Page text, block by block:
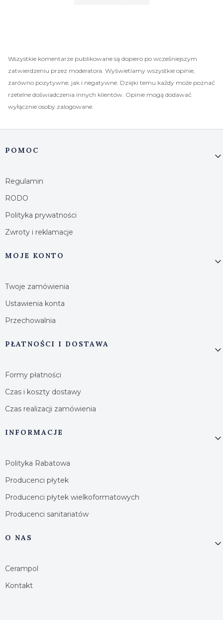
Wszystkie komentarze publikowane są dopiero po wcześniejszym
zatwierdzeniu przez moderatora. Wyświetlamy wszystkie opinie,
zarówno pozytywne, jak i negatywne. Dzięki temu każdy może poznać
rzetelne doświadczenia innych klientów. Opinie mogą dodawać
wyłącznie osoby zalogowane.
Linki w stopce
POMOC
Regulamin
RODO
Polityka prywatności
Zwroty i reklamacje
MOJE KONTO
Twoje zamówienia
Ustawienia konta
Przechowalnia
PŁATNOŚCI I DOSTAWA
Formy płatności
Czas i koszty dostawy
Czas realizacji zamówienia
INFORMACJE
Polityka Rabatowa
Producenci płytek
Producenci płytek wielkoformatowych
Producenci sanitariatów
O NAS
Cerampol
Kontakt